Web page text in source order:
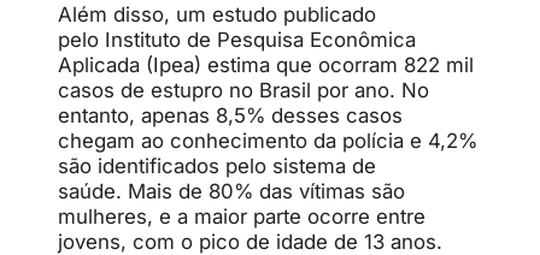
Além disso, um estudo publicado
pelo Instituto de Pesquisa Econômica
Aplicada (Ipea) estima que ocorram 822 mil
casos de estupro no Brasil por ano. No
entanto, apenas 8,5% desses casos
chegam ao conhecimento da polícia e 4,2%
são identificados pelo sistema de
saúde. Mais de 80% das vítimas são
mulheres, e a maior parte ocorre entre
jovens, com o pico de idade de 13 anos.